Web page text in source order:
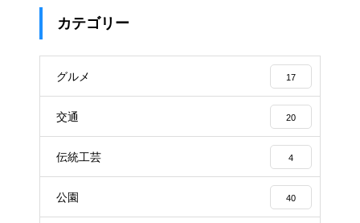
カテゴリー
グルメ 17
交通 20
伝統工芸 4
公園 40